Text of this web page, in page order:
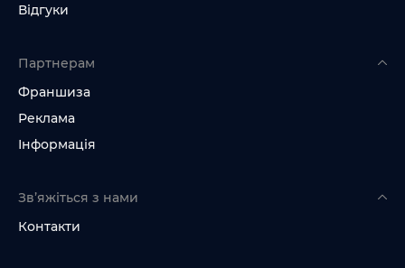
Відгуки
Партнерам
Франшиза
Реклама
Інформація
Зв’яжіться з нами
Контакти